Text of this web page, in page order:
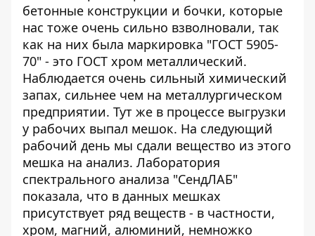
бетонные конструкции и бочки, которые
нас тоже очень сильно взволновали, так
как на них была маркировка "ГОСТ 5905-
70" - это ГОСТ хром металлический.
Наблюдается очень сильный химический
запах, сильнее чем на металлургическом
предприятии. Тут же в процессе выгрузки
у рабочих выпал мешок. На следующий
рабочий день мы сдали вещество из этого
мешка на анализ. Лаборатория
спектрального анализа "СендЛАБ"
показала, что в данных мешках
присутствует ряд веществ - в частности,
хром, магний, алюминий, немножко